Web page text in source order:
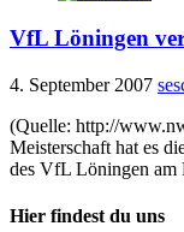
VfL Löningen
4. September 2007
(Quelle: http://
Meisterschaft hat es
des VfL Löningen am
Hier findest du uns